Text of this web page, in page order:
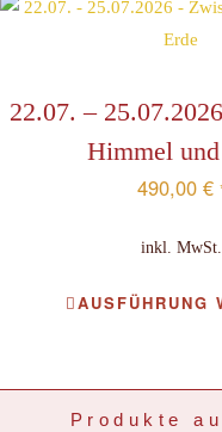
22.07. –
Himmel
490,00 €
inkl. MwSt.
AUSFÜHRUNG
Produkte